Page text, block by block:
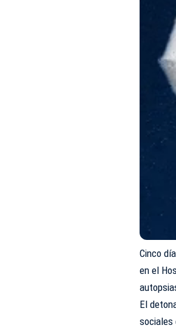
Cinco
en el
El
sociales